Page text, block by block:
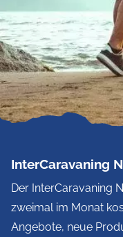
InterCaravaning
Der InterCaravaning
zweimal im Monat
Angebote, neue